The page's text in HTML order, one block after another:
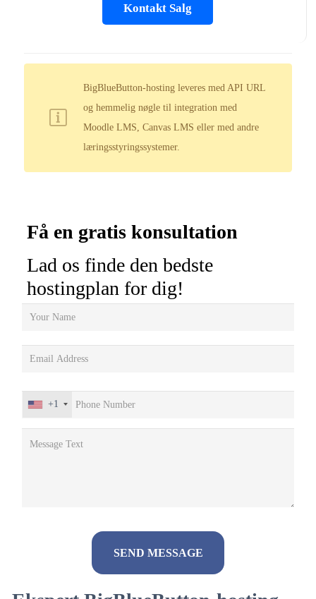
Kontakt Salg
BigBlueButton-hosting leveres med API URL
og hemmelig nøgle til integration med
Moodle LMS, Canvas LMS eller med andre
læringsstyringssystemer.
Få en gratis konsultation
Lad os finde den bedste
hostingplan for dig!
+1